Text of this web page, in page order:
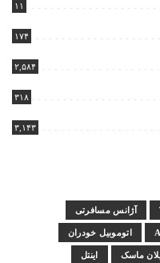
۱۱
۱۷۴
۲,۵۸۴
۳۱۸
۳,۱۴۳
آژانس مسافرتی
اتوموبیل خودران
ماسک اینتل